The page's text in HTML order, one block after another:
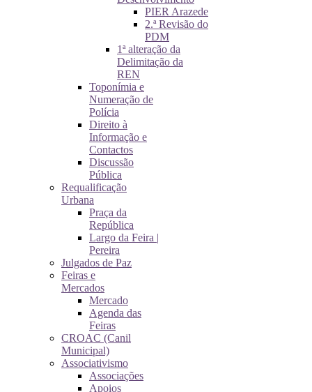
PIER Arazede
2.ª Revisão do
PDM
1ª alteração da
Delimitação da
REN
Toponímia e
Numeração de
Polícia
Direito à
Informação e
Contactos
Discussão
Pública
Requalificação
Urbana
Praça da
República
Largo da Feira |
Pereira
Julgados de Paz
Feiras e
Mercados
Mercado
Agenda das
Feiras
CROAC (Canil
Municipal)
Associativismo
Associações
Apoios